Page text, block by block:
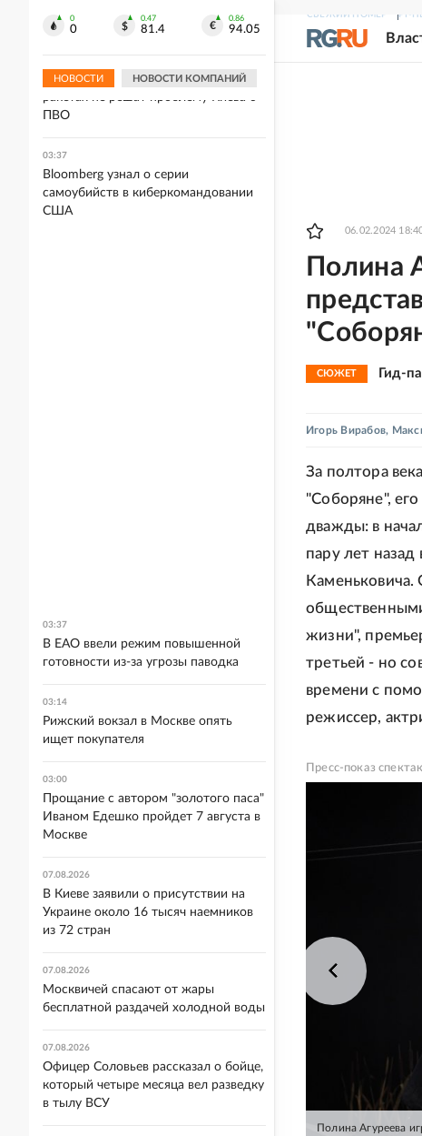
СВЕЖИЙ НОМЕР РГ-
06.02.2024
Полина
СЮЖЕТ Гид-
Игорь Вирабов,
За полтора
"Соборяне",
дважды: в
пару лет
жизни",
третьей - но
времени с
режиссер,
Пресс-показ
Полина Агуреева
0
0
0.47
81.4
0.86
94.05
НОВОСТИ НОВОСТИ КОМПАНИЙ
миллионов рублей
BZ: Жалобы и мольбы Зеленского о
ракетах не решат проблему Киева с
ПВО
03:37
Bloomberg узнал о серии
самоубийств в киберкомандовании
США
03:37
В ЕАО ввели режим повышенной
готовности из-за угрозы паводка
03:14
Рижский вокзал в Москве опять
ищет покупателя
03:00
Прощание с автором "золотого паса"
Иваном Едешко пройдет 7 августа в
Москве
07.08.2026
В Киеве заявили о присутствии на
Украине около 16 тысяч наемников
из 72 стран
07.08.2026
Москвичей спасают от жары
бесплатной раздачей холодной воды
07.08.2026
Офицер Соловьев рассказал о бойце,
который четыре месяца вел разведку
в тылу ВСУ